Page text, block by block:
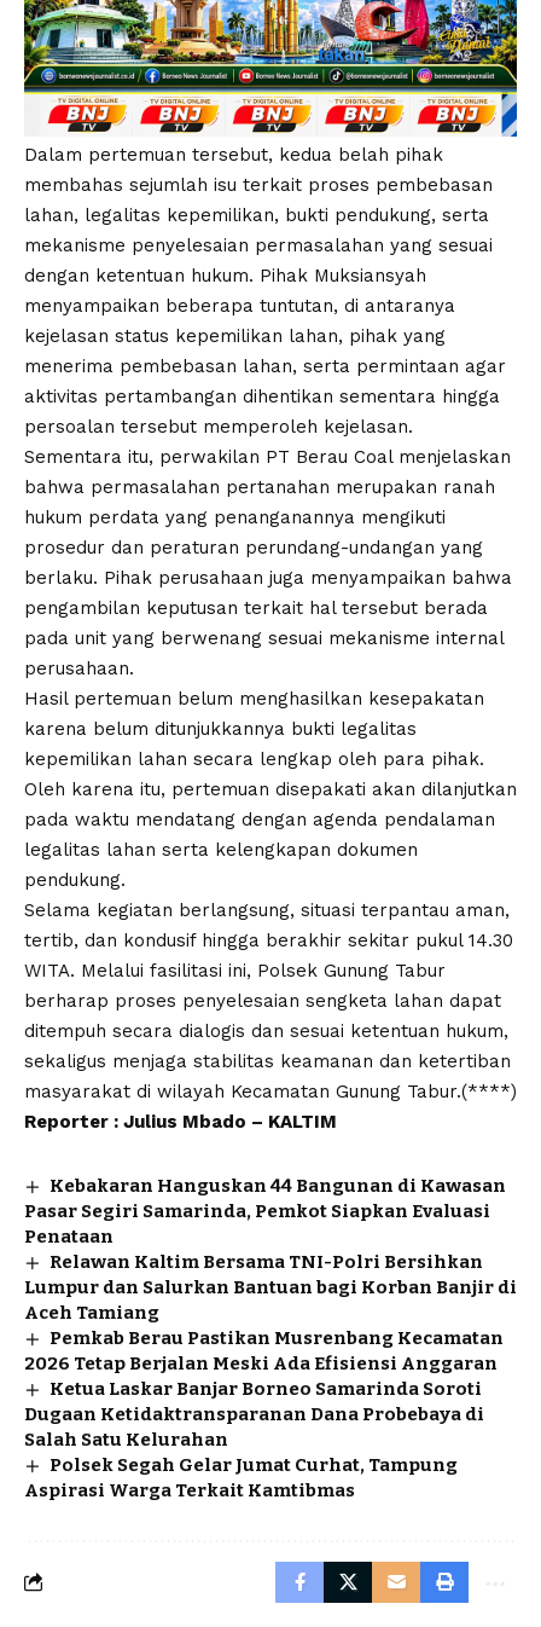
Dalam pertemuan tersebut, kedua belah pihak
membahas sejumlah isu terkait proses pembebasan
lahan, legalitas kepemilikan, bukti pendukung, serta
mekanisme penyelesaian permasalahan yang sesuai
dengan ketentuan hukum. Pihak Muksiansyah
menyampaikan beberapa tuntutan, di antaranya
kejelasan status kepemilikan lahan, pihak yang
menerima pembebasan lahan, serta permintaan agar
aktivitas pertambangan dihentikan sementara hingga
persoalan tersebut memperoleh kejelasan.
Sementara itu, perwakilan PT Berau Coal menjelaskan
bahwa permasalahan pertanahan merupakan ranah
hukum perdata yang penanganannya mengikuti
prosedur dan peraturan perundang-undangan yang
berlaku. Pihak perusahaan juga menyampaikan bahwa
pengambilan keputusan terkait hal tersebut berada
pada unit yang berwenang sesuai mekanisme internal
perusahaan.
Hasil pertemuan belum menghasilkan kesepakatan
karena belum ditunjukkannya bukti legalitas
kepemilikan lahan secara lengkap oleh para pihak.
Oleh karena itu, pertemuan disepakati akan dilanjutkan
pada waktu mendatang dengan agenda pendalaman
legalitas lahan serta kelengkapan dokumen
pendukung.
Selama kegiatan berlangsung, situasi terpantau aman,
tertib, dan kondusif hingga berakhir sekitar pukul 14.30
WITA. Melalui fasilitasi ini, Polsek Gunung Tabur
berharap proses penyelesaian sengketa lahan dapat
ditempuh secara dialogis dan sesuai ketentuan hukum,
sekaligus menjaga stabilitas keamanan dan ketertiban
masyarakat di wilayah Kecamatan Gunung Tabur.(****)
Reporter : Julius Mbado – KALTIM
Kebakaran Hanguskan 44 Bangunan di Kawasan
Pasar Segiri Samarinda, Pemkot Siapkan Evaluasi
Penataan
Relawan Kaltim Bersama TNI-Polri Bersihkan
Lumpur dan Salurkan Bantuan bagi Korban Banjir di
Aceh Tamiang
Pemkab Berau Pastikan Musrenbang Kecamatan
2026 Tetap Berjalan Meski Ada Efisiensi Anggaran
Ketua Laskar Banjar Borneo Samarinda Soroti
Dugaan Ketidaktransparanan Dana Probebaya di
Salah Satu Kelurahan
Polsek Segah Gelar Jumat Curhat, Tampung
Aspirasi Warga Terkait Kamtibmas